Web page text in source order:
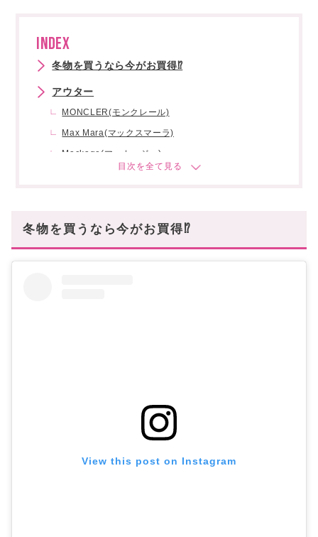
INDEX
冬物を買うなら今がお買得⁉
アウター
MONCLER(モンクレール)
Max Mara(マックスマーラ)
Mackage(マッカージュ)
Ienki Ienki(イエンキイエンキ)
Saint Laurent(サンローラン)
あなたにオススメの記事はこちら
冬物を買うなら今がお買得⁉
View this post on Instagram